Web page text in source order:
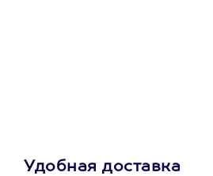
Удобная доставка